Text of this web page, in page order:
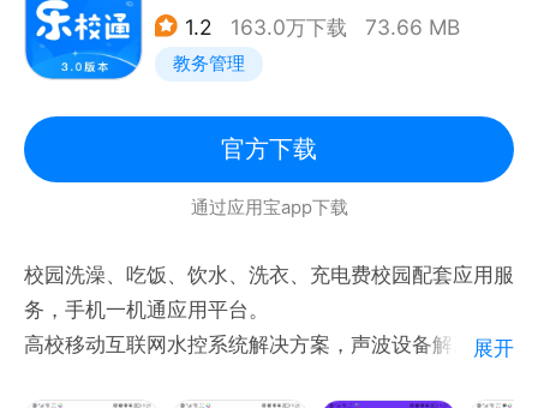
1.2 163.0万下载 73.66 MB
教务管理
官方下载
通过应用宝app下载
校园洗澡、吃饭、饮水、洗衣、充电费校园配套应用服
务，手机一机通应用平台。
高校移动互联网水控系统解决方案，声波设备解决方案
展开